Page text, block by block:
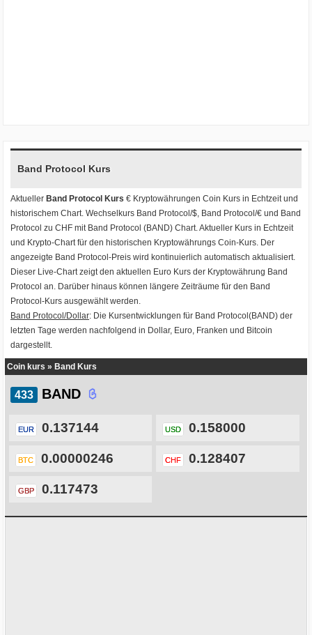
Band Protocol Kurs
Aktueller Band Protocol Kurs € Kryptowährungen Coin Kurs in Echtzeit und
historischem Chart. Wechselkurs Band Protocol/$, Band Protocol/€ und Band
Protocol zu CHF mit Band Protocol (BAND) Chart. Aktueller Kurs in Echtzeit
und Krypto-Chart für den historischen Kryptowährungs Coin-Kurs. Der
angezeigte Band Protocol-Preis wird kontinuierlich automatisch aktualisiert.
Dieser Live-Chart zeigt den aktuellen Euro Kurs der Kryptowährung Band
Protocol an. Darüber hinaus können längere Zeiträume für den Band
Protocol-Kurs ausgewählt werden.
Band Protocol/Dollar: Die Kursentwicklungen für Band Protocol(BAND) der
letzten Tage werden nachfolgend in Dollar, Euro, Franken und Bitcoin
dargestellt.
Coin kurs » Band Kurs
BAND
EUR 0.137144 USD 0.158000
BTC 0.00000246 CHF 0.128407
GBP 0.117473